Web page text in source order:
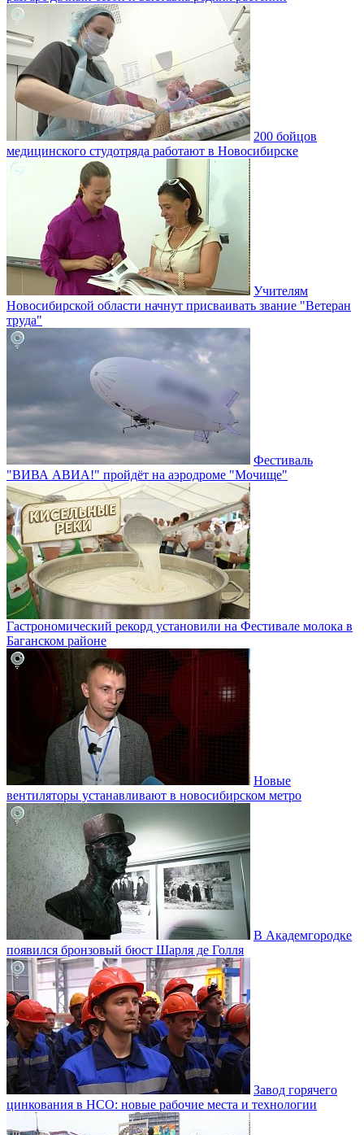
200 бойцов
медицинского студотряда работают в Новосибирске
Учителям
Новосибирской области начнут присваивать звание "Ветеран
труда"
Фестиваль
"ВИВА АВИА!" пройдёт на аэродроме "Мочище"
Гастрономический рекорд установили на Фестивале молока в
Баганском районе
Новые
вентиляторы устанавливают в новосибирском метро
В Академгородке
появился бронзовый бюст Шарля де Голля
Завод горячего
цинкования в НСО: новые рабочие места и технологии